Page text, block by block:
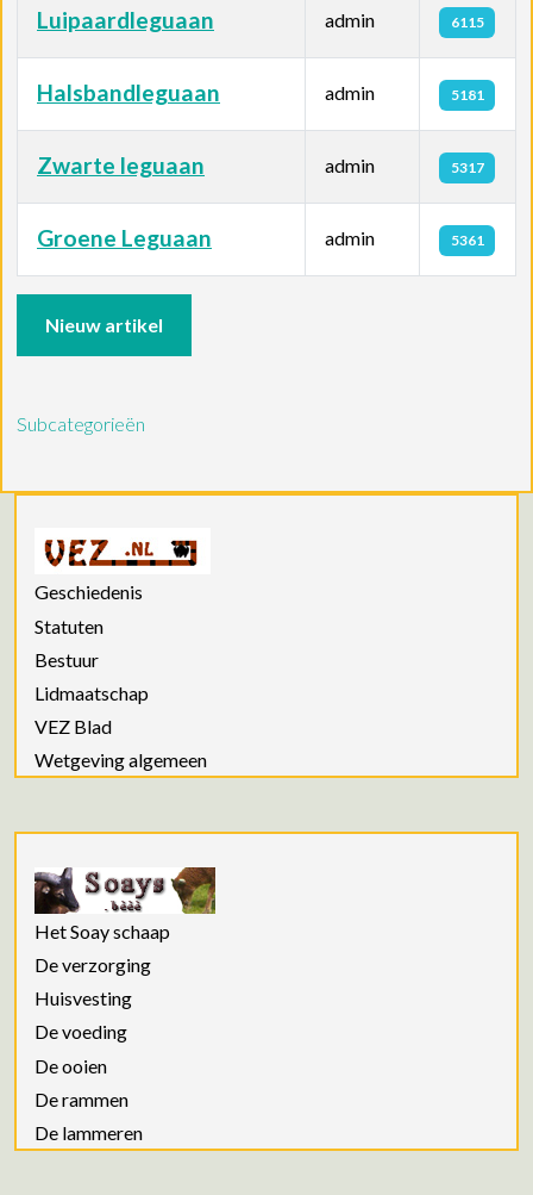
Artikelen
Luipaardleguaan admin 6115
Halsbandleguaan admin 5181
Zwarte leguaan admin 5317
Groene Leguaan admin 5361
Nieuw artikel
Subcategorieën
Geschiedenis
Statuten
Bestuur
Lidmaatschap
VEZ Blad
Wetgeving algemeen
Het Soay schaap
De verzorging
Huisvesting
De voeding
De ooien
De rammen
De lammeren